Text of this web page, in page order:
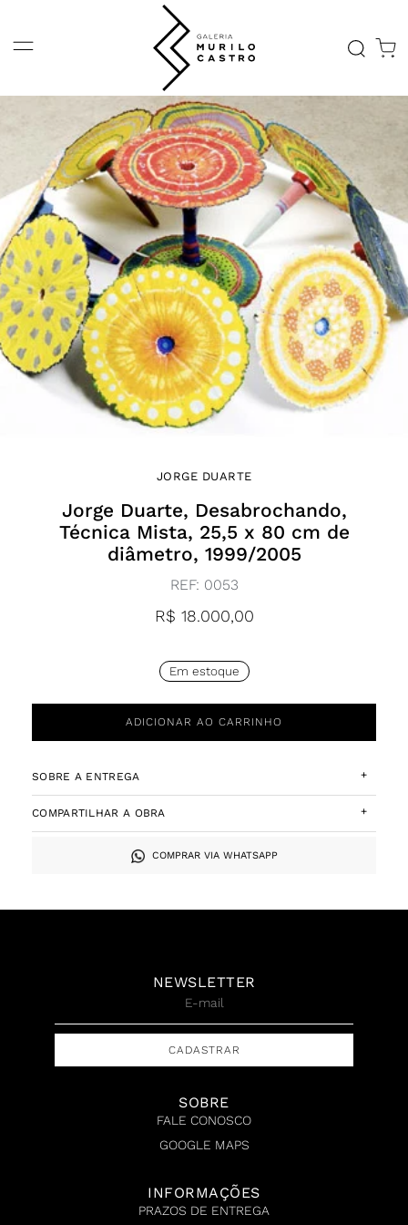
JORGE DUARTE
Jorge Duarte, Desabrochando,
Técnica Mista, 25,5 x 80 cm de
diâmetro, 1999/2005
REF: 0053
R$ 18.000,00
Em estoque
ADICIONAR AO CARRINHO
SOBRE A ENTREGA +
COMPARTILHAR A OBRA +
COMPRAR VIA WHATSAPP
NEWSLETTER
CADASTRAR
SOBRE
FALE CONOSCO
GOOGLE MAPS
INFORMAÇÕES
PRAZOS DE ENTREGA